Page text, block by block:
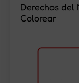
Derechos del
Colorear